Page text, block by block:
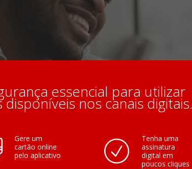
essencial para utilizar
nos canais digitais.
Gere um
cartão online
pelo aplicativo
Tenha uma
assinatura
digital em
poucos cliques